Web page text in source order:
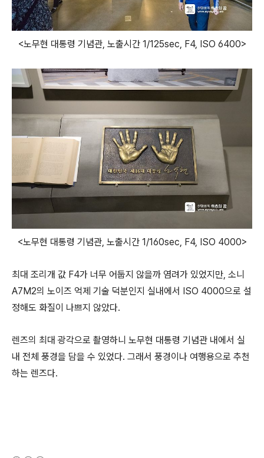
<노무현 대통령 기념관, 노출시간 1/125sec, F4, ISO 6400>
<노무현 대통령 기념관, 노출시간 1/160sec, F4, ISO 4000>
최대 조리개 값 F4가 너무 어둡지 않을까 염려가 있었지만, 소니
A7M2의 노이즈 억제 기술 덕분인지 실내에서 ISO 4000으로 설
정해도 화질이 나쁘지 않았다.
렌즈의 최대 광각으로 촬영하니 노무현 대통령 기념관 내에서 실
내 전체 풍경을 담을 수 있었다. 그래서 풍경이나 여행용으로 추천
하는 렌즈다.